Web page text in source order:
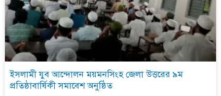
ইসলামী যুব আন্দোলন ময়মনসিংহ জেলা উত্তরের ৯ম
প্রতিষ্ঠাবার্ষিকী সমাবেশ অনুষ্ঠিত